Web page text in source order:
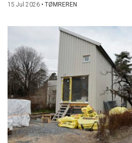
15 Jul 2026 • TØMREREN